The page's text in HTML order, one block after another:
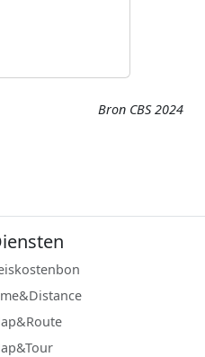
Bron CBS 2024